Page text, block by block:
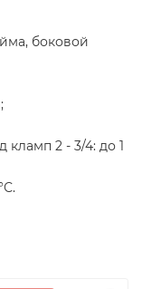
боковой
кламп 2 - 3/4: до 1